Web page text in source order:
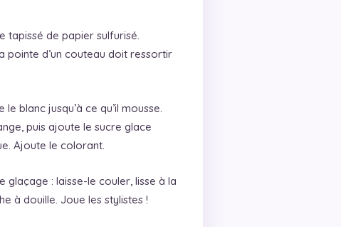
tapissé de papier sulfurisé.
pointe d’un couteau doit ressortir
blanc jusqu’à ce qu’il mousse.
puis ajoute le sucre glace
Ajoute le colorant.
: laisse-le couler, lisse à la
à douille. Joue les stylistes !